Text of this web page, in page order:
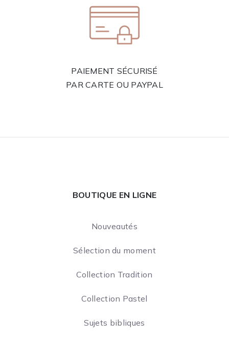
PAIEMENT SÉCURISÉ
PAR CARTE OU PAYPAL
BOUTIQUE EN LIGNE
Nouveautés
Sélection du moment
Collection Tradition
Collection Pastel
Sujets bibliques